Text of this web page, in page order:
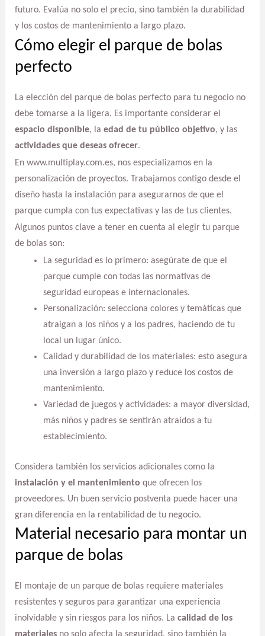
futuro. Evalúa no solo el precio, sino también la durabilidad
y los costos de mantenimiento a largo plazo.
Cómo elegir el parque de bolas
perfecto
La elección del parque de bolas perfecto para tu negocio no
debe tomarse a la ligera. Es importante considerar el
espacio disponible, la edad de tu público objetivo, y las
actividades que deseas ofrecer.
En www.multiplay.com.es, nos especializamos en la
personalización de proyectos. Trabajamos contigo desde el
diseño hasta la instalación para asegurarnos de que el
parque cumpla con tus expectativas y las de tus clientes.
Algunos puntos clave a tener en cuenta al elegir tu parque
de bolas son:
La seguridad es lo primero: asegúrate de que el
parque cumple con todas las normativas de
seguridad europeas e internacionales.
Personalización: selecciona colores y temáticas que
atraigan a los niños y a los padres, haciendo de tu
local un lugar único.
Calidad y durabilidad de los materiales: esto asegura
una inversión a largo plazo y reduce los costos de
mantenimiento.
Variedad de juegos y actividades: a mayor diversidad,
más niños y padres se sentirán atraídos a tu
establecimiento.
Considera también los servicios adicionales como la
instalación y el mantenimiento que ofrecen los
proveedores. Un buen servicio postventa puede hacer una
gran diferencia en la rentabilidad de tu negocio.
Material necesario para montar un
parque de bolas
El montaje de un parque de bolas requiere materiales
resistentes y seguros para garantizar una experiencia
inolvidable y sin riesgos para los niños. La calidad de los